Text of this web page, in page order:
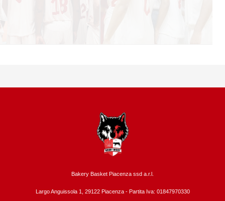
Bakery Basket Piacenza ssd a.r.l.
Largo Anguissola 1, 29122 Piacenza - Partita Iva: 01847970330